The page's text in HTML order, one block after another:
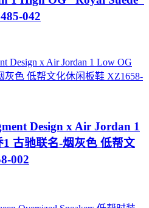
042
Design x Air Jordan 1
古驰联名-烟灰色 低帮文
002